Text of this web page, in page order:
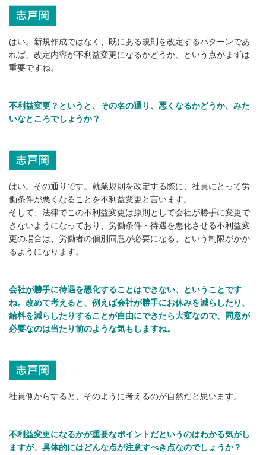
はい。新規作成ではなく、既にある規則を改定するパターンであ
れば、改定内容が不利益変更になるかどうか、という点がまずは
重要ですね。
不利益変更？というと、その名の通り、悪くなるかどうか、みた
いなところでしょうか？
はい。その通りです。就業規則を改定する際に、社員にとって労
働条件が悪くなることを不利益変更と言います。
そして、法律でこの不利益変更は原則として会社が勝手に変更で
きないようになっており、労働条件・待遇を悪化させる不利益変
更の場合は、労働者の個別同意が必要になる、という制限がかか
るようになります。
会社が勝手に待遇を悪化することはできない、ということです
ね。改めて考えると、例えば会社が勝手にお休みを減らしたり、
給料を減らしたりすることが自由にできたら大変なので、同意が
必要なのは当たり前のような気もしますね。
社員側からすると、そのように考えるのが自然だと思います。
不利益変更になるかが重要なポイントだというのはわかる気がし
ますが、具体的にはどんな点が注意すべき点なのでしょうか？